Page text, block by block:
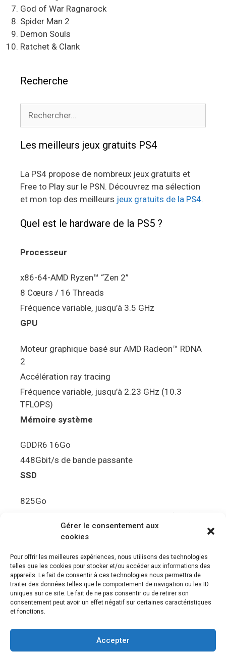
Gérer le consentement aux
cookies
Pour offrir les meilleures expériences, nous utilisons des technologies
telles que les cookies pour stocker et/ou accéder aux informations des
appareils. Le fait de consentir à ces technologies nous permettra de
traiter des données telles que le comportement de navigation ou les ID
uniques sur ce site. Le fait de ne pas consentir ou de retirer son
consentement peut avoir un effet négatif sur certaines caractéristiques
et fonctions.
Accepter
God of War Ragnarock
Spider Man 2
Demon Souls
Ratchet & Clank
Recherche
Les meilleurs jeux gratuits PS4
La PS4 propose de nombreux jeux gratuits et
Free to Play sur le PSN. Découvrez ma sélection
et mon top des meilleurs jeux gratuits de la PS4.
Quel est le hardware de la PS5 ?
Processeur
x86-64-AMD Ryzen™ “Zen 2”
8 Cœurs / 16 Threads
Fréquence variable, jusqu’à 3.5 GHz
GPU
Moteur graphique basé sur AMD Radeon™ RDNA
2
Accélération ray tracing
Fréquence variable, jusqu’à 2.23 GHz (10.3
TFLOPS)
Mémoire système
GDDR6 16Go
448Gbit/s de bande passante
SSD
825Go
5.5Gbit/s de bande passante en lecture (Brut)
Disque de jeu PS5
Ultra HD Blu-ray™, jusqu’à 100Go/disque
Sortie vidéo
Compatibilité avec les téléviseurs 4K 120Hz et
8K, VRR (spécification HDMI v. 2.1)